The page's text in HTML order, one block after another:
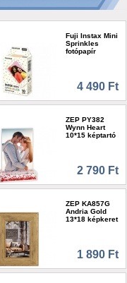
Fuji Instax Mini
Sprinkles
fotópapír
4 490 Ft
ZEP PY382
Wynn Heart
10*15 képtartó
2 790 Ft
ZEP KA857G
Andria Gold
13*18 képkeret
1 890 Ft